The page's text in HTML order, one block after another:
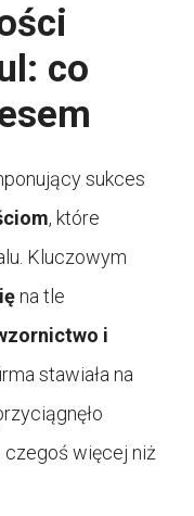
co
sukces
, które
Kluczowym
na tle
i
stawiała na
czegoś więcej niż